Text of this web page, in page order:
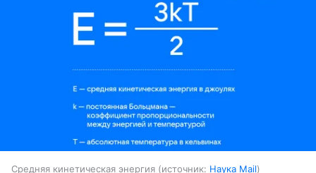
Средняя кинетическая энергия источник: Наука Mail